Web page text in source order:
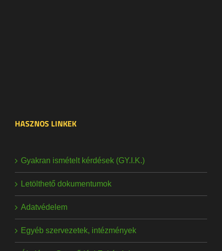
HASZNOS LINKEK
Gyakran ismételt kérdések (GY.I.K.)
Letölthető dokumentumok
Adatvédelem
Egyéb szervezetek, intézmények